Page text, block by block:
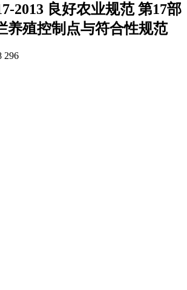
2013 良好农业规范 第17部
养殖控制点与符合性规范
296